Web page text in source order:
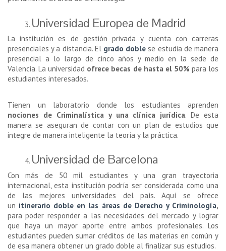
Universidad Europea de Madrid
La institución es de gestión privada y cuenta con carreras
presenciales y a distancia. El grado doble se estudia de manera
presencial a lo largo de cinco años y medio en la sede de
Valencia. La universidad ofrece becas de hasta el 50% para los
estudiantes interesados.
Tienen un laboratorio donde los estudiantes aprenden
nociones de Criminalística y una clínica jurídica. De esta
manera se aseguran de contar con un plan de estudios que
integre de manera inteligente la teoría y la práctica.
Universidad de Barcelona
Con más de 50 mil estudiantes y una gran trayectoria
internacional, esta institución podría ser considerada como una
de las mejores universidades del país. Aquí se ofrece
un itinerario doble en las áreas de Derecho y Criminología,
para poder responder a las necesidades del mercado y lograr
que haya un mayor aporte entre ambos profesionales. Los
estudiantes pueden sumar créditos de las materias en común y
de esa manera obtener un grado doble al finalizar sus estudios.